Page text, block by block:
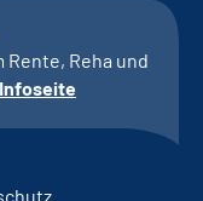
Reha und
Infoseite